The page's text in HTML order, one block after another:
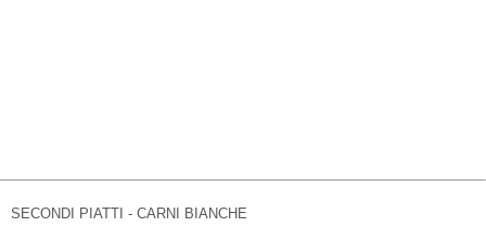
SECONDI PIATTI - CARNI BIANCHE